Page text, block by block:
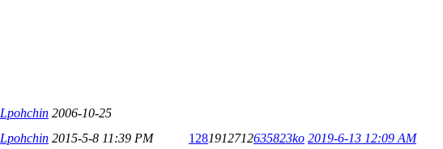
Lpohchin 2006-10-25
Lpohchin 2015-5-8 11:39 PM 1281912712635823ko 2019-6-13 12:09 AM